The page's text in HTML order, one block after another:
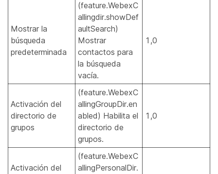
Mostrar la
búsqueda
predeterminada
(feature.WebexC
allingdir.showDef
aultSearch)
Mostrar
contactos para
la búsqueda
vacía.
1,0
Activación del
directorio de
grupos
(feature.WebexC
allingGroupDir.en
abled) Habilita el
directorio de
grupos.
1,0
Activación del
(feature.WebexC
allingPersonalDir.